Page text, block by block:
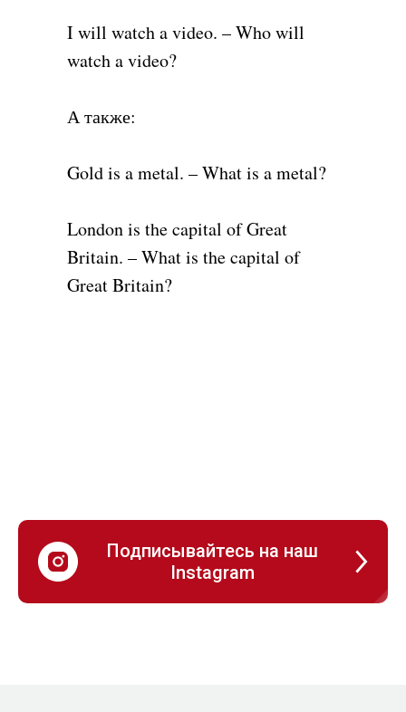
I will watch a video. – Who will
watch a video?
А также:
Gold is a metal. – What is a metal?
London is the capital of Great
Britain. – What is the capital of
Great Britain?
Подписывайтесь на наш
Instagram